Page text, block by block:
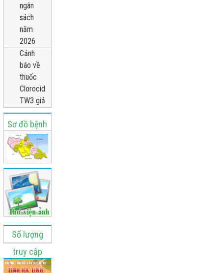
ngân
sách
năm
2026
Cảnh
báo về
thuốc
Clorocid
TW3 giả
Sơ đồ bệnh
viện
Số lượng
truy cập